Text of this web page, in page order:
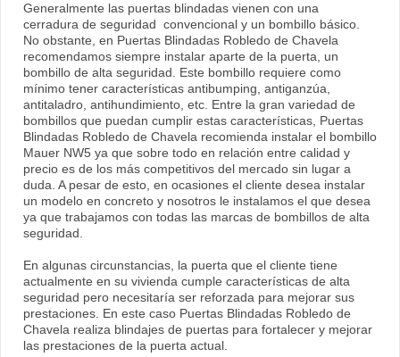
Generalmente las puertas blindadas vienen con una
cerradura de seguridad convencional y un bombillo básico.
No obstante, en Puertas Blindadas Robledo de Chavela
recomendamos siempre instalar aparte de la puerta, un
bombillo de alta seguridad. Este bombillo requiere como
mínimo tener características antibumping, antiganzúa,
antitaladro, antihundimiento, etc. Entre la gran variedad de
bombillos que puedan cumplir estas características, Puertas
Blindadas Robledo de Chavela recomienda instalar el bombillo
Mauer NW5 ya que sobre todo en relación entre calidad y
precio es de los más competitivos del mercado sin lugar a
duda. A pesar de esto, en ocasiones el cliente desea instalar
un modelo en concreto y nosotros le instalamos el que desea
ya que trabajamos con todas las marcas de bombillos de alta
seguridad.
En algunas circunstancias, la puerta que el cliente tiene
actualmente en su vivienda cumple características de alta
seguridad pero necesitaría ser reforzada para mejorar sus
prestaciones. En este caso Puertas Blindadas Robledo de
Chavela realiza blindajes de puertas para fortalecer y mejorar
las prestaciones de la puerta actual.